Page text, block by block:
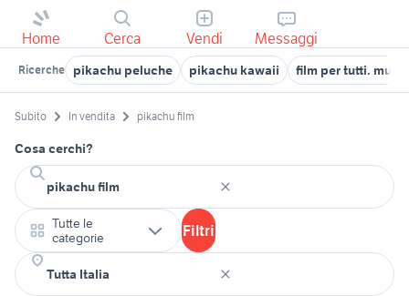
Home Cerca Vendi Messaggi
Ricerche pikachu peluche pikachu kawaii film per tutti.
Subito In vendita pikachu film
Cosa cerchi?
Tutte le
categorie
Filtri